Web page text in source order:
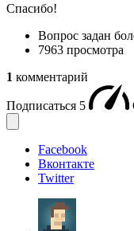
Спасибо!
Вопрос задан
7963 просмотра
1 комментарий
Подписаться 5
Facebook
Вконтакте
Twitter